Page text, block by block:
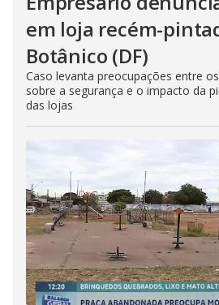
em loja recém-
Botânico (DF)
Caso levanta preocupações entre
sobre a segurança e o impacto da
das lojas